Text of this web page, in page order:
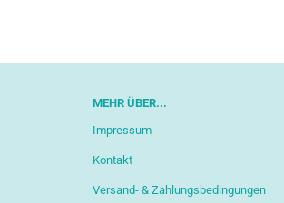
MEHR ÜBER...
Impressum
Kontakt
Versand- & Zahlungsbedingungen